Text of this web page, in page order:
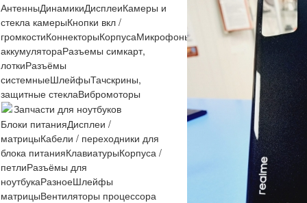
АнтенныДинамикиДисплеиКамеры и
стекла камерыКнопки вкл /
громкостиКоннекторыКорпусаМикрофоны Микросхемы Платы
аккумулятораРазъемы симкарт,
лоткиРазъёмы
системныеШлейфыТачскрины,
защитные стеклаВибромоторы
Запчасти для ноутбуков
Блоки питанияДисплеи /
матрицыКабели / переходники для
блока питанияКлавиатурыКорпуса /
петлиРазъёмы для
ноутбукаРазноеШлейфы
матрицыВентиляторы процессора